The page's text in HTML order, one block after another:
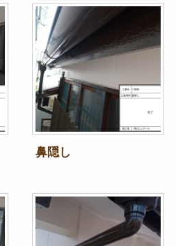
鼻隠し